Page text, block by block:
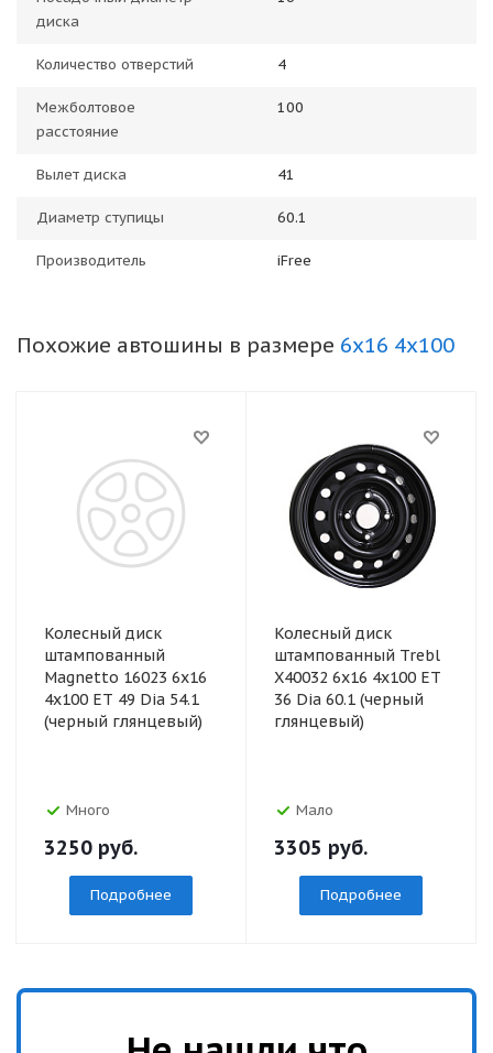
диска
Количество отверстий 4
Межболтовое
расстояние
100
Вылет диска 41
Диаметр ступицы 60.1
Производитель iFree
Похожие автошины в размере 6x16 4x100
Колесный диск
штампованный
Magnetto 16023 6x16
4x100 ET 49 Dia 54.1
(черный глянцевый)
Много
3250 руб.
Подробнее
Колесный диск
штампованный Trebl
X40032 6x16 4x100 ET
36 Dia 60.1 (черный
глянцевый)
Мало
3305 руб.
Подробнее